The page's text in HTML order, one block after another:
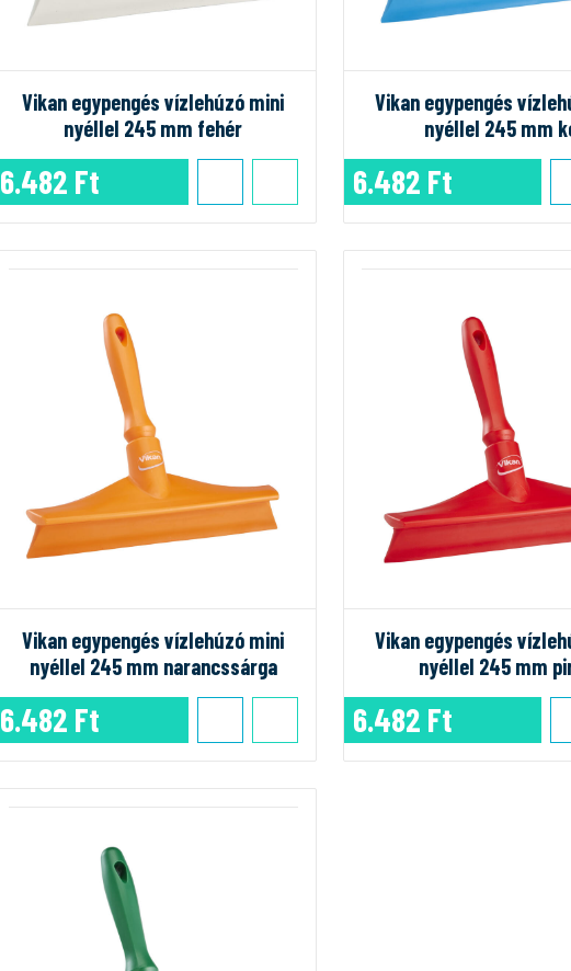
Vikan egypengés vízlehúzó mini
nyéllel 245 mm fehér
6.482 Ft
Vikan egypengés
nyéllel 245 mm
6.482 Ft
Vikan egypengés vízlehúzó mini
nyéllel 245 mm narancssárga
6.482 Ft
Vikan egypengés
nyéllel 245 mm
6.482 Ft